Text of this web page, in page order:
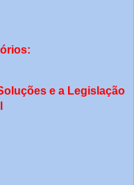
e a Legislação